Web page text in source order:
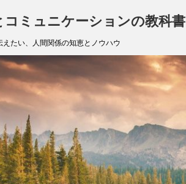
コミュニケーションの教科書
えたい、人間関係の知恵とノウハウ